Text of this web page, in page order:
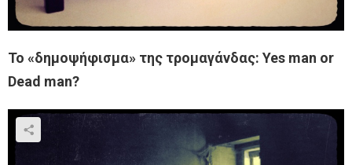
Το «δημοψήφισμα» της τρομαγάνδας: Yes man or
Dead man?